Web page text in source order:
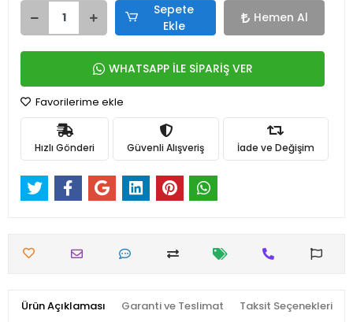
Sepete
Ekle
Hemen Al
WHATSAPP İLE SİPARİŞ VER
Favorilerime ekle
Hızlı Gönderi Güvenli Alışveriş İade ve Değişim
Ürün Açıklaması Garanti ve Teslimat Taksit Seçenekleri